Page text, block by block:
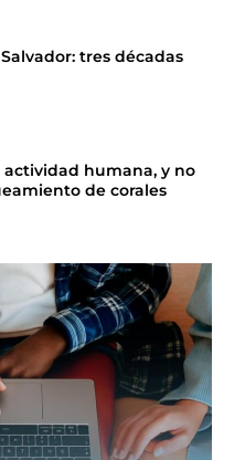
tres décadas
humana, y no
de corales